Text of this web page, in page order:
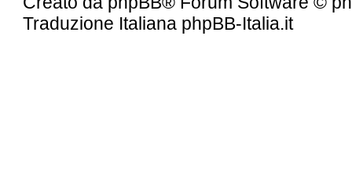
Traduzione Italiana phpBB-Italia.it